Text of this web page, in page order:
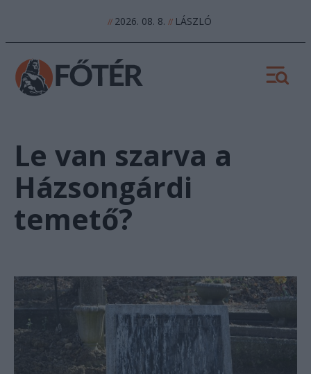
//2026. 08. 8. //LÁSZLÓ
Le van szarva a
Házsongárdi
temető?